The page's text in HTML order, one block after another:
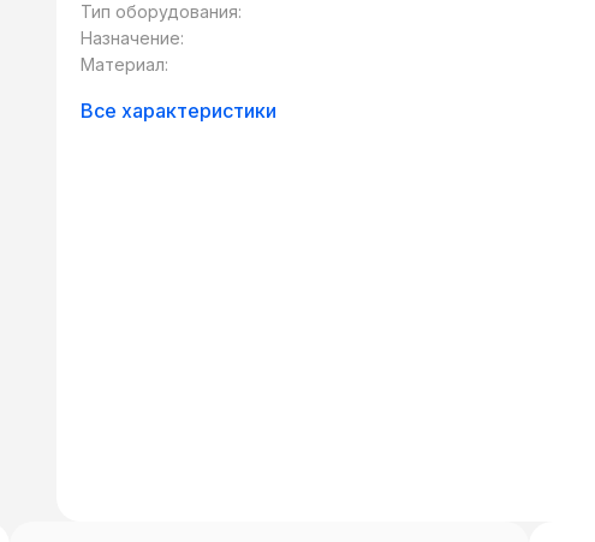
Тип оборудования:
Назначение:
Материал:
Все характеристики